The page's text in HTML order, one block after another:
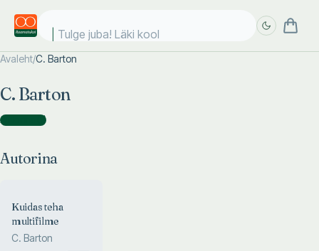
Tulge juba! Läki kooli
Avaleht/C. Barton
C. Barton
Autorina )
Autorina
Kuidas teha
multifilme
C. Barton